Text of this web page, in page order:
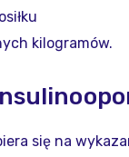
kilogramów.
się na